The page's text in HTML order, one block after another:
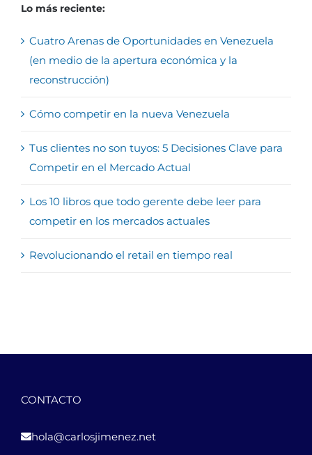
Lo más reciente:
Cuatro Arenas de Oportunidades en Venezuela
(en medio de la apertura económica y la
reconstrucción)
Cómo competir en la nueva Venezuela
Tus clientes no son tuyos: 5 Decisiones Clave para
Competir en el Mercado Actual
Los 10 libros que todo gerente debe leer para
competir en los mercados actuales
Revolucionando el retail en tiempo real
CONTACTO
hola@carlosjimenez.net